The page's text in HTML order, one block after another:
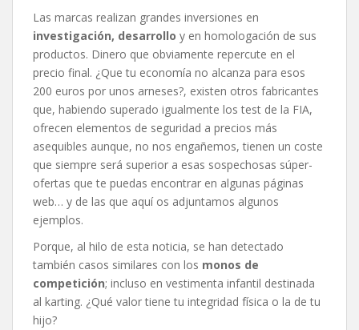
Las marcas realizan grandes inversiones en
investigación, desarrollo y en homologación de sus
productos. Dinero que obviamente repercute en el
precio final. ¿Que tu economía no alcanza para esos
200 euros por unos arneses?, existen otros fabricantes
que, habiendo superado igualmente los test de la FIA,
ofrecen elementos de seguridad a precios más
asequibles aunque, no nos engañemos, tienen un coste
que siempre será superior a esas sospechosas súper-
ofertas que te puedas encontrar en algunas páginas
web… y de las que aquí os adjuntamos algunos
ejemplos.
Porque, al hilo de esta noticia, se han detectado
también casos similares con los monos de
competición; incluso en vestimenta infantil destinada
al karting. ¿Qué valor tiene tu integridad física o la de tu
hijo?